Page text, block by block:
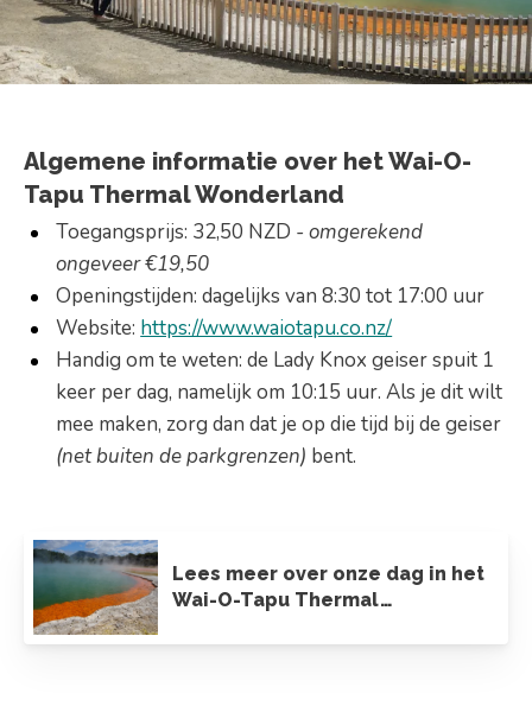
Algemene informatie over het Wai-O-
Tapu Thermal Wonderland
Toegangsprijs: 32,50 NZD - omgerekend
ongeveer €19,50
Openingstijden: dagelijks van 8:30 tot 17:00 uur
Website: https://www.waiotapu.co.nz/
Handig om te weten: de Lady Knox geiser spuit 1
keer per dag, namelijk om 10:15 uur. Als je dit wilt
mee maken, zorg dan dat je op die tijd bij de geiser
(net buiten de parkgrenzen) bent.
Lees meer over onze dag in het
Wai-O-Tapu Thermal